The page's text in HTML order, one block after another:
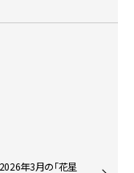
年3月の「花星